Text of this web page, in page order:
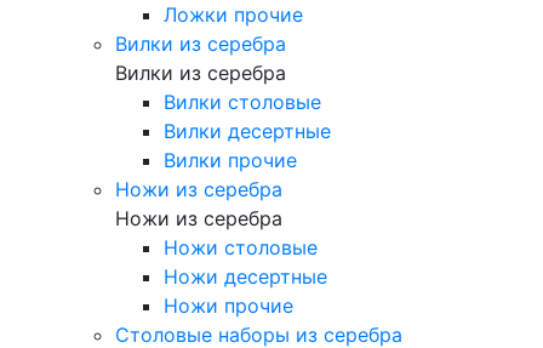
Ложки прочие
Вилки из серебра
Вилки из серебра
Вилки столовые
Вилки десертные
Вилки прочие
Ножи из серебра
Ножи из серебра
Ножи столовые
Ножи десертные
Ножи прочие
Столовые наборы из серебра